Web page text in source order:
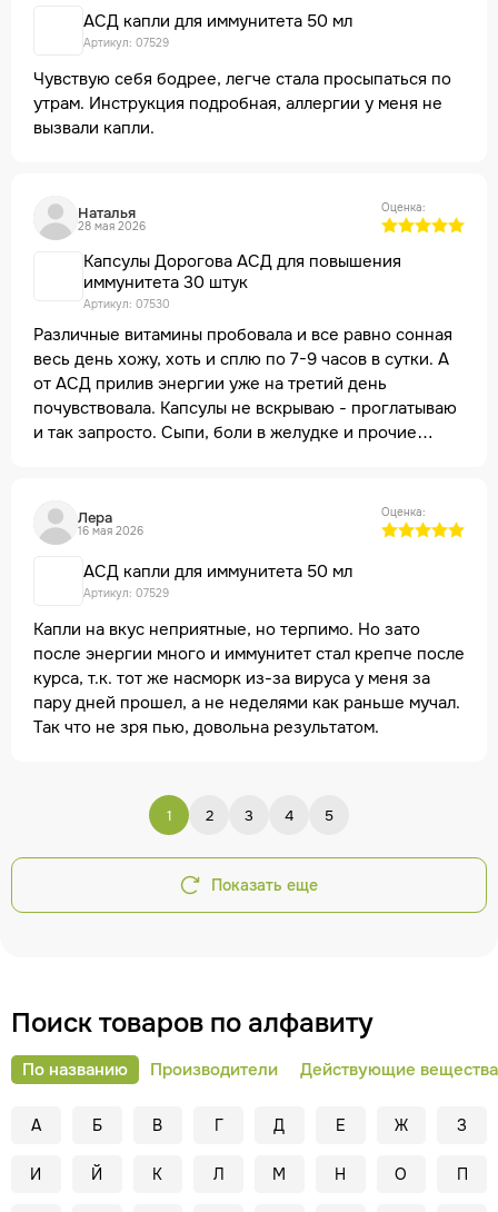
АСД капли для иммунитета 50 мл
Артикул: 07529
Чувствую себя бодрее, легче стала просыпаться по
утрам. Инструкция подробная, аллергии у меня не
вызвали капли.
Наталья
28 мая 2026
Оценка:
Капсулы Дорогова АСД для повышения
иммунитета 30 штук
Артикул: 07530
Различные витамины пробовала и все равно сонная
весь день хожу, хоть и сплю по 7-9 часов в сутки. А
от АСД прилив энергии уже на третий день
почувствовала. Капсулы не вскрываю - проглатываю
и так запросто. Сыпи, боли в желудке и прочие
Лера
16 мая 2026
Оценка:
АСД капли для иммунитета 50 мл
Артикул: 07529
Капли на вкус неприятные, но терпимо. Но зато
после энергии много и иммунитет стал крепче после
курса, т.к. тот же насморк из-за вируса у меня за
пару дней прошел, а не неделями как раньше мучал.
Так что не зря пью, довольна результатом.
1 2 3 4 5
Показать еще
Поиск товаров по алфавиту
По названию Производители Действующие вещества
А Б В Г Д Е Ж З
И Й К Л М Н О П